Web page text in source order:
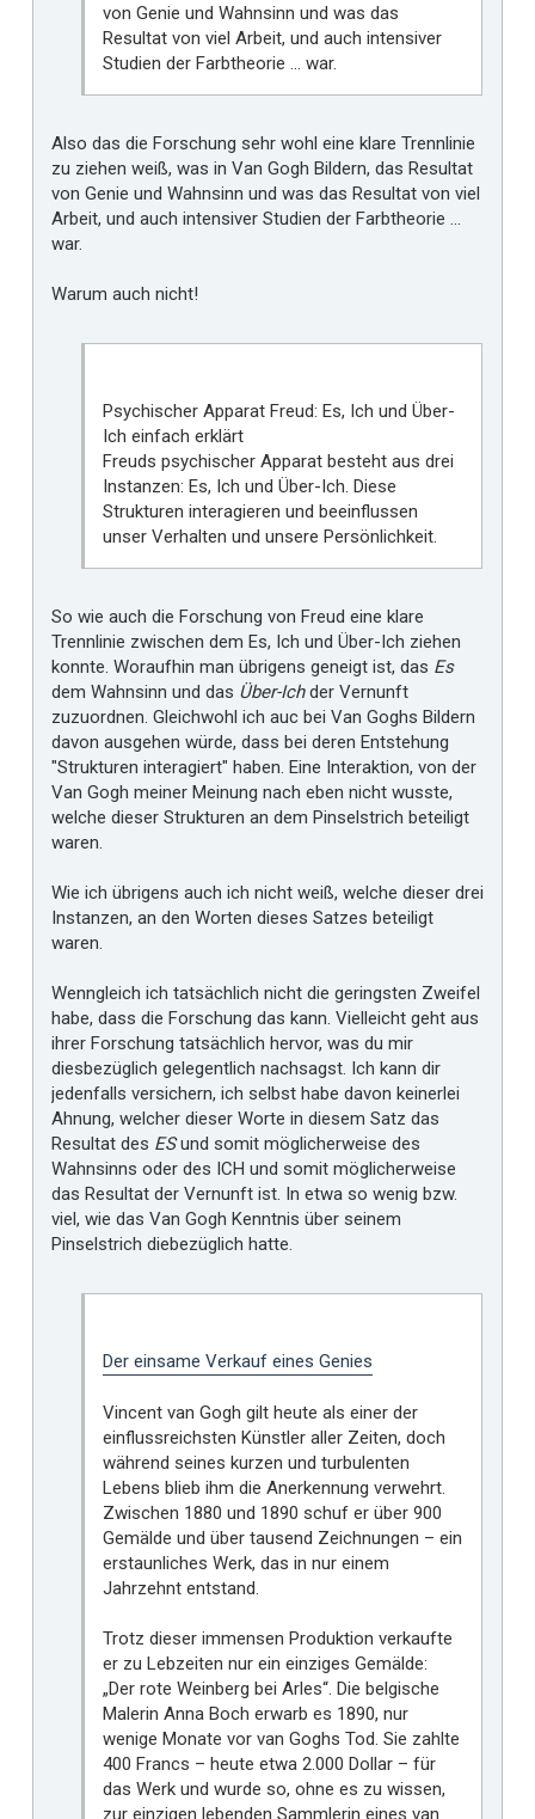
von Genie und Wahnsinn und was das
Resultat von viel Arbeit, und auch intensiver
Studien der Farbtheorie ... war.
Also das die Forschung sehr wohl eine klare Trennlinie
zu ziehen weiß, was in Van Gogh Bildern, das Resultat
von Genie und Wahnsinn und was das Resultat von viel
Arbeit, und auch intensiver Studien der Farbtheorie ...
war.
Warum auch nicht!
Psychischer Apparat Freud: Es, Ich und Über-
Ich einfach erklärt
Freuds psychischer Apparat besteht aus drei
Instanzen: Es, Ich und Über-Ich. Diese
Strukturen interagieren und beeinflussen
unser Verhalten und unsere Persönlichkeit.
So wie auch die Forschung von Freud eine klare
Trennlinie zwischen dem Es, Ich und Über-Ich ziehen
konnte. Woraufhin man übrigens geneigt ist, das Es
dem Wahnsinn und das Über-Ichder Vernunft
zuzuordnen. Gleichwohl ich auc bei Van Goghs Bildern
davon ausgehen würde, dass bei deren Entstehung
"Strukturen interagiert" haben. Eine Interaktion, von der
Van Gogh meiner Meinung nach eben nicht wusste,
welche dieser Strukturen an dem Pinselstrich beteiligt
waren.
Wie ich übrigens auch ich nicht weiß, welche dieser drei
Instanzen, an den Worten dieses Satzes beteiligt
waren.
Wenngleich ich tatsächlich nicht die geringsten Zweifel
habe, dass die Forschung das kann. Vielleicht geht aus
ihrer Forschung tatsächlich hervor, was du mir
diesbezüglich gelegentlich nachsagst. Ich kann dir
jedenfalls versichern, ich selbst habe davon keinerlei
Ahnung, welcher dieser Worte in diesem Satz das
Resultat des ESund somit möglicherweise des
Wahnsinns oder des ICH und somit möglicherweise
das Resultat der Vernunft ist. In etwa so wenig bzw.
viel, wie das Van Gogh Kenntnis über seinem
Pinselstrich diebezüglich hatte.
Der einsame Verkauf eines Genies
Vincent van Gogh gilt heute als einer der
einflussreichsten Künstler aller Zeiten, doch
während seines kurzen und turbulenten
Lebens blieb ihm die Anerkennung verwehrt.
Zwischen 1880 und 1890 schuf er über 900
Gemälde und über tausend Zeichnungen – ein
erstaunliches Werk, das in nur einem
Jahrzehnt entstand.
Trotz dieser immensen Produktion verkaufte
er zu Lebzeiten nur ein einziges Gemälde:
„Der rote Weinberg bei Arles“. Die belgische
Malerin Anna Boch erwarb es 1890, nur
wenige Monate vor van Goghs Tod. Sie zahlte
400 Francs – heute etwa 2.000 Dollar – für
das Werk und wurde so, ohne es zu wissen,
zur einzigen lebenden Sammlerin eines van